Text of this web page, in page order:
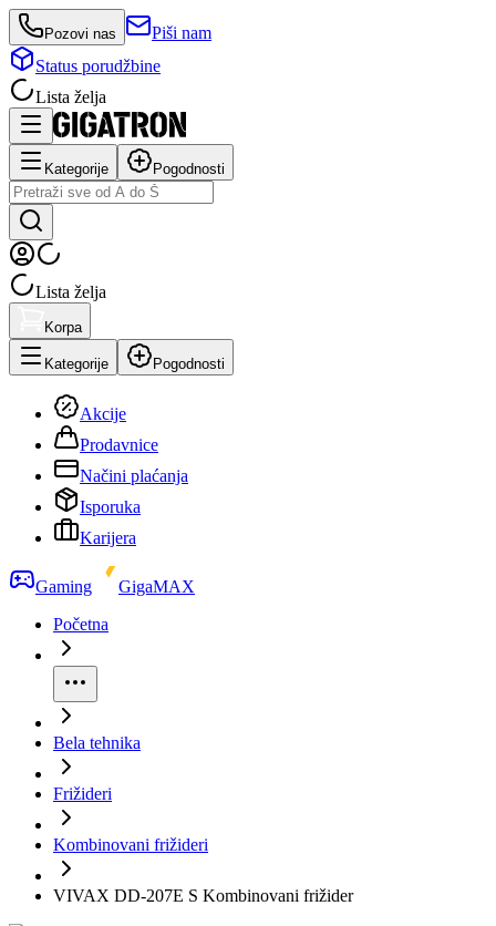
Pozovi nas
Piši nam
Status porudžbine
Lista želja
Kategorije Pogodnosti
Lista želja
Korpa
Kategorije Pogodnosti
Akcije
Prodavnice
Načini plaćanja
Isporuka
Karijera
Gaming
GigaMAX
Početna
Bela tehnika
Frižideri
Kombinovani frižideri
VIVAX DD-207E S Kombinovani frižider